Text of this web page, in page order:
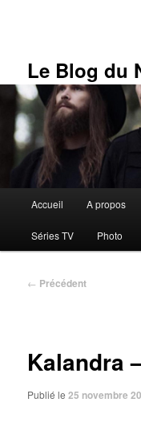
Le Blog du
principal
Accueil A propos
Séries TV Photo
Navigation
← Précédent
Kalandra
Publié le25 novembre